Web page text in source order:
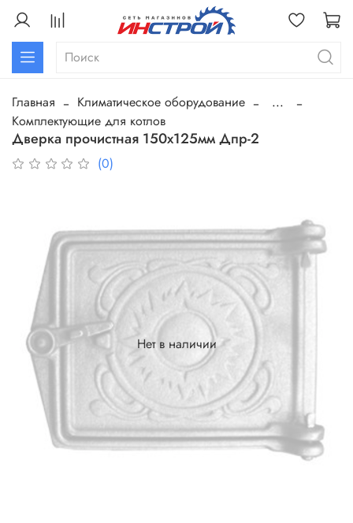
Главная Климатическое оборудование
...
Комплектующие для котлов
Дверка прочистная 150х125мм Дпр-2
(0)
Нет в наличии